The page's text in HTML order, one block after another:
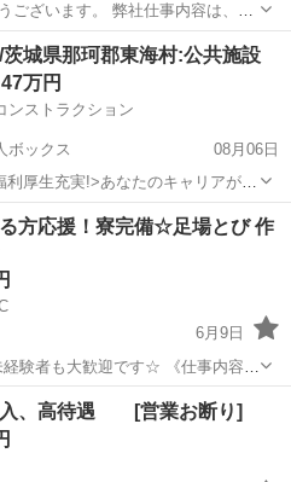
ございます。 弊社仕事内容は、プ
事業拡大に伴い、
未経験の方でもOJTを行い、先輩方
城県那珂郡東海村:公共施設
万円
ンストラクション
ボックス
08月06日
利厚生充実!>あなたのキャリアが活
環境です 40代・50代・60代の方
ト 土木施工管理の経験を活かし、
方応援！寮完備☆足場とび 作
6月9日
大歓迎です☆ 《仕事内容》
の足場をメインに行なっていま
す。 《活かせる経験》 足場作業 その他建設作業経験 《...
、高待遇 [営業お断り]